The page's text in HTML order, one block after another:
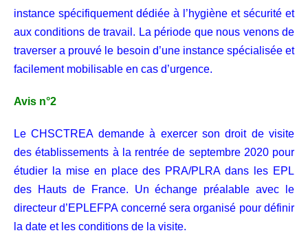
instance spécifiquement dédiée à l’hygiène et sécurité et
aux conditions de travail. La période que nous venons de
traverser a prouvé le besoin d’une instance spécialisée et
facilement mobilisable en cas d’urgence.
Avis n°2
Le CHSCTREA demande à exercer son droit de visite
des établissements à la rentrée de septembre 2020 pour
étudier la mise en place des PRA/PLRA dans les EPL
des Hauts de France. Un échange préalable avec le
directeur d’EPLEFPA concerné sera organisé pour définir
la date et les conditions de la visite.